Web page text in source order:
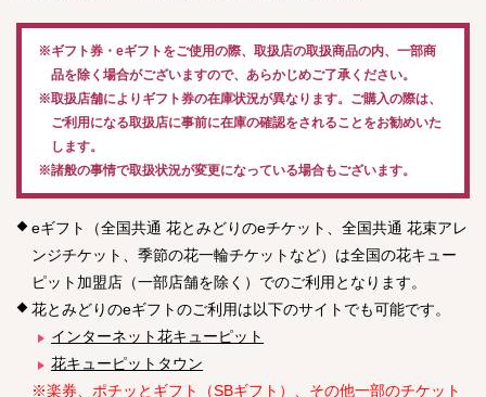
※ギフト券・eギフトをご使用の際、取扱店の取扱商品の内、一部商
品を除く場合がございますので、あらかじめご了承ください。
※取扱店舗によりギフト券の在庫状況が異なります。ご購入の際は、
ご利用になる取扱店に事前に在庫の確認をされることをお勧めいた
します。
※諸般の事情で取扱状況が変更になっている場合もございます。
eギフト（全国共通 花とみどりのeチケット、全国共通 花束アレ
ンジチケット、季節の花一輪チケットなど）は全国の花キュー
ピット加盟店（一部店舗を除く）でのご利用となります。
花とみどりのeギフトのご利用は以下のサイトでも可能です。
インターネット花キューピット
花キューピットタウン
※楽券、ポチッとギフト（SBギフト）、その他一部のチケット